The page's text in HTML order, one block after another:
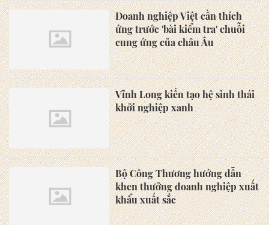
Doanh nghiệp Việt cần thích
ứng trước 'bài kiểm tra' chuỗi
cung ứng của châu Âu
Vĩnh Long kiến tạo hệ sinh thái
khởi nghiệp xanh
Bộ Công Thương hướng dẫn
khen thưởng doanh nghiệp xuất
khẩu xuất sắc